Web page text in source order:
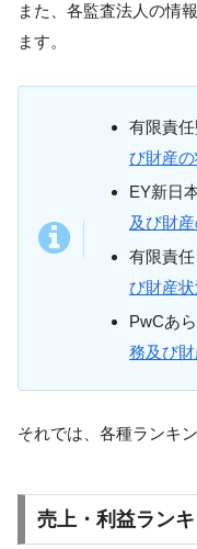
また、各監査法人の情
ます。
有限責
び財産
EY新日
及び財
有限責任
び財産
PwCあ
務及び
それでは、各種ランキ
売上・利益ラン